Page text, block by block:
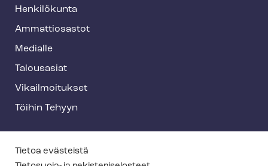
Henkilökunta
Ammattiosastot
Medialle
Talousasiat
Vi­kail­moi­tuk­set
Töihin Tehyyn
T
Tietoa evästeistä